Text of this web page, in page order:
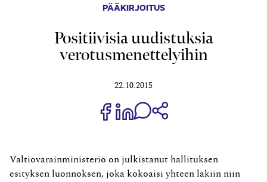
PÄÄKIRJOITUS
Positiivisia uudistuksia
verotusmenettelyihin
22.10.2015
Jaa Share on Facebook
Jaa Share on LinkedIn
Jaa WhatsApp-viestinä
Valtiovarainministeriö on julkistanut hallituksen
esityksen luonnoksen, joka kokoaisi yhteen lakiin niin